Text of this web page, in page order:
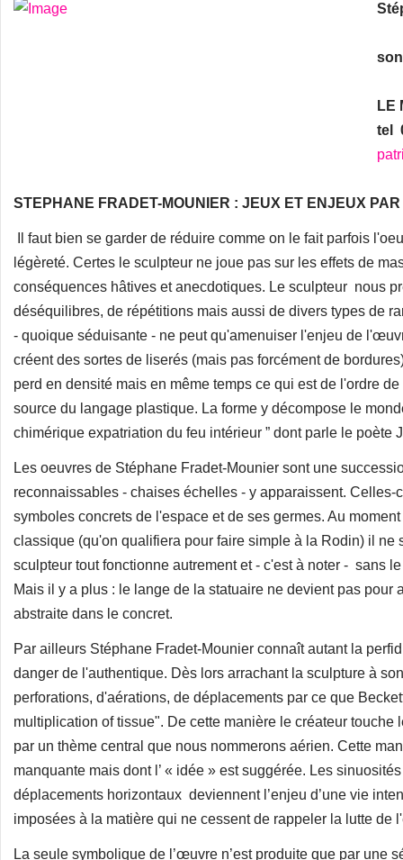
LE
tel
STEPHANE FRADET-MOUNIER : JEUX ET ENJEUX
Il faut bien se garder de réduire comme on le fait parfois
légèreté. Certes le sculpteur ne joue pas sur les effets de
conséquences hâtives et anecdotiques. Le sculpteur nous
déséquilibres, de répétitions mais aussi de divers types de
- quoique séduisante - ne peut qu'amenuiser l'enjeu de
créent des sortes de liserés (mais pas forcément de
perd en densité mais en même temps ce qui est de l'ordre
source du langage plastique. La forme y décompose le
chimérique expatriation du feu intérieur ” dont parle le poète
Les oeuvres de Stéphane Fradet-Mounier sont une
reconnaissables - chaises échelles - y apparaissent.
symboles concrets de l'espace et de ses germes. Au
classique (qu'on qualifiera pour faire simple à la Rodin) il ne
sculpteur tout fonctionne autrement et - c'est à noter - sans
Mais il y a plus : le lange de la statuaire ne devient pas
abstraite dans le concret.
Par ailleurs Stéphane Fradet-Mounier connaît autant la
danger de l'authentique. Dès lors arrachant la sculpture à
perforations, d'aérations, de déplacements par ce que
multiplication of tissue". De cette manière le créateur
par un thème central que nous nommerons aérien. Cette
manquante mais dont l’ « idée » est suggérée. Les
déplacements horizontaux deviennent l’enjeu d’une vie
imposées à la matière qui ne cessent de rappeler la lutte de
La seule symbolique de l’œuvre n’est produite que par une